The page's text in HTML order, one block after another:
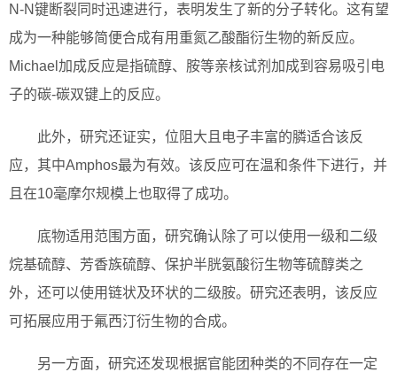
N-N键断裂同时迅速进行，表明发生了新的分子转化。这有望
成为一种能够简便合成有用重氮乙酸酯衍生物的新反应。
Michael加成反应是指硫醇、胺等亲核试剂加成到容易吸引电
子的碳-碳双键上的反应。
此外，研究还证实，位阻大且电子丰富的膦适合该反
应，其中Amphos最为有效。该反应可在温和条件下进行，并
且在10毫摩尔规模上也取得了成功。
底物适用范围方面，研究确认除了可以使用一级和二级
烷基硫醇、芳香族硫醇、保护半胱氨酸衍生物等硫醇类之
外，还可以使用链状及环状的二级胺。研究还表明，该反应
可拓展应用于氟西汀衍生物的合成。
另一方面，研究还发现根据官能团种类的不同存在一定